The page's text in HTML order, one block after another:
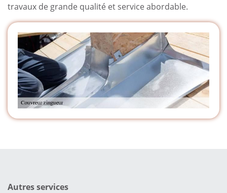
travaux de grande qualité et service abordable.
Autres services